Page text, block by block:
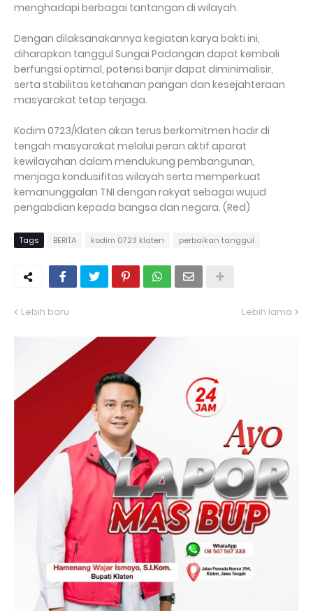
menghadapi berbagai tantangan di wilayah.
Dengan dilaksanakannya kegiatan karya bakti ini,
diharapkan tanggul Sungai Padangan dapat kembali
berfungsi optimal, potensi banjir dapat diminimalisir,
serta stabilitas ketahanan pangan dan kesejahteraan
masyarakat tetap terjaga.
Kodim 0723/Klaten akan terus berkomitmen hadir di
tengah masyarakat melalui peran aktif aparat
kewilayahan dalam mendukung pembangunan,
menjaga kondusifitas wilayah serta memperkuat
kemanunggalan TNI dengan rakyat sebagai wujud
pengabdian kepada bangsa dan negara. (Red)
Tags BERITA kodim 0723 klaten perbaikan tanggul
Lebih baru Lebih lama